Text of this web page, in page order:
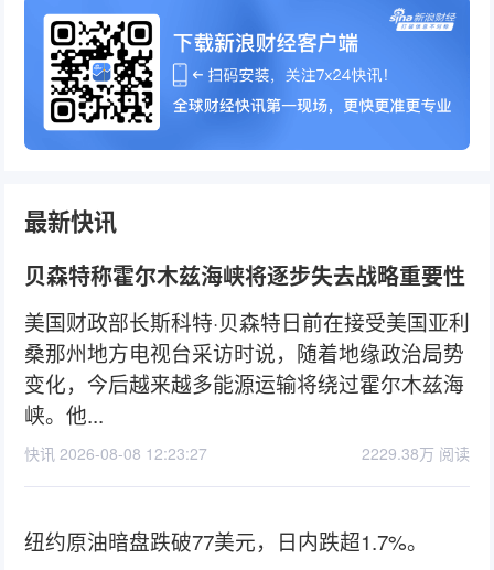
最新快讯
贝森特称霍尔木兹海峡将逐步失去战略重要性
美国财政部长斯科特·贝森特日前在接受美国亚利
桑那州地方电视台采访时说，随着地缘政治局势
变化，今后越来越多能源运输将绕过霍尔木兹海
峡。他...
快讯 2026-08-08 12:23:27 2229.38万 阅读
纽约原油暗盘跌破77美元，日内跌超1.7%。